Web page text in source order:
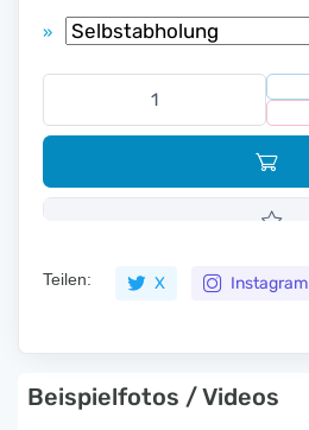
»
Teilen: X Instagram
Beispielfotos / Videos